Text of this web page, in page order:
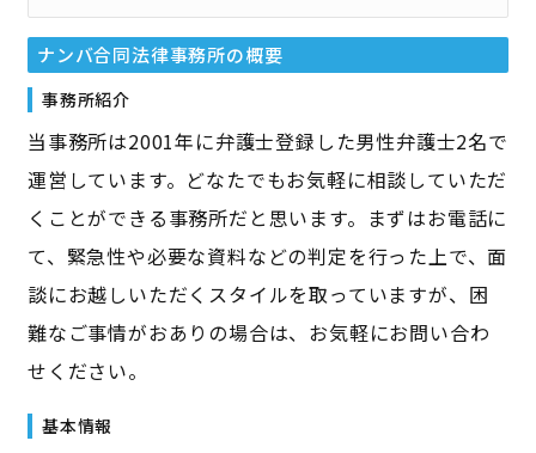
ナンバ合同法律事務所の概要
事務所紹介
当事務所は2001年に弁護士登録した男性弁護士2名で
運営しています。どなたでもお気軽に相談していただ
くことができる事務所だと思います。まずはお電話に
て、緊急性や必要な資料などの判定を行った上で、面
談にお越しいただくスタイルを取っていますが、困
難なご事情がおありの場合は、お気軽にお問い合わ
せください。
基本情報